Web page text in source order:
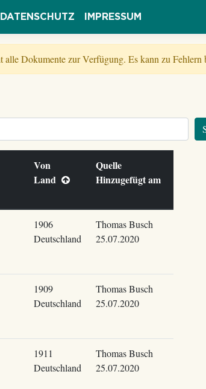
DATENSCHUTZ IMPRESSUM
Dokumente zur Verfügung. Es kann zu
Von
Land
Quelle
Hinzugefügt am
1906
Deutschland
Thomas Busch
25.07.2020
1909
Deutschland
Thomas Busch
25.07.2020
1911
Deutschland
Thomas Busch
25.07.2020